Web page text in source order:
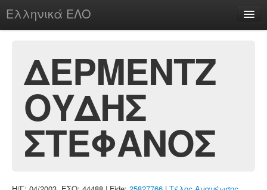
Ελληνικά ΕΛΟ
chesstu.be @ discord
Login
ΔΕΡΜΕΝΤΖ
ΟΥΔΗΣ
ΣΤΕΦΑΝΟΣ